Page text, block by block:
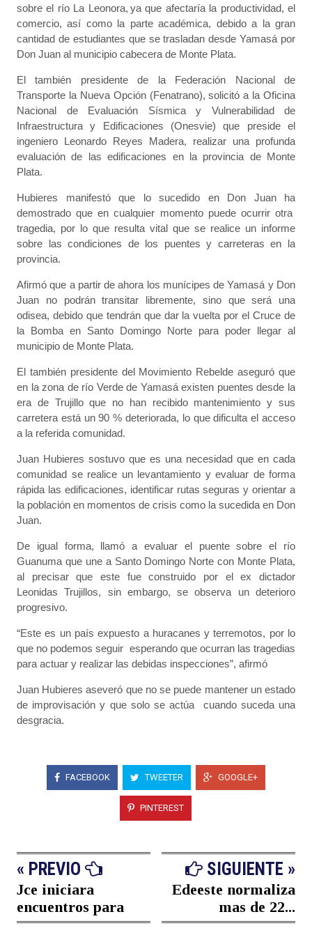
sobre el río La Leonora, ya que afectaría la productividad, el
comercio, así como la parte académica, debido a la gran
cantidad de estudiantes que se trasladan desde Yamasá por
Don Juan al municipio cabecera de Monte Plata.
El también presidente de la Federación Nacional de
Transporte la Nueva Opción (Fenatrano), solicitó a la Oficina
Nacional de Evaluación Sísmica y Vulnerabilidad de
Infraestructura y Edificaciones (Onesvie) que preside el
ingeniero Leonardo Reyes Madera, realizar una profunda
evaluación de las edificaciones en la provincia de Monte
Plata.
Hubieres manifestó que lo sucedido en Don Juan ha
demostrado que en cualquier momento puede ocurrir otra
tragedia, por lo que resulta vital que se realice un informe
sobre las condiciones de los puentes y carreteras en la
provincia.
Afirmó que a partir de ahora los munícipes de Yamasá y Don
Juan no podrán transitar libremente, sino que será una
odisea, debido que tendrán que dar la vuelta por el Cruce de
la Bomba en Santo Domingo Norte para poder llegar al
municipio de Monte Plata.
El también presidente del Movimiento Rebelde aseguró que
en la zona de río Verde de Yamasá existen puentes desde la
era de Trujillo que no han recibido mantenimiento y sus
carretera está un 90 % deteriorada, lo que dificulta el acceso
a la referida comunidad.
Juan Hubieres sostuvo que es una necesidad que en cada
comunidad se realice un levantamiento y evaluar de forma
rápida las edificaciones, identificar rutas seguras y orientar a
la población en momentos de crisis como la sucedida en Don
Juan.
De igual forma, llamó a evaluar el puente sobre el río
Guanuma que une a Santo Domingo Norte con Monte Plata,
al precisar que este fue construido por el ex dictador
Leonidas Trujillos, sin embargo, se observa un deterioro
progresivo.
“Este es un país expuesto a huracanes y terremotos, por lo
que no podemos seguir esperando que ocurran las tragedias
para actuar y realizar las debidas inspecciones”, afirmó
Juan Hubieres aseveró que no se puede mantener un estado
de improvisación y que solo se actúa cuando suceda una
desgracia.
FACEBOOK TWEETER GOOGLE+
PINTEREST
« PREVIO
Jce iniciara
encuentros para
SIGUIENTE »
Edeeste normaliza
mas de 22...